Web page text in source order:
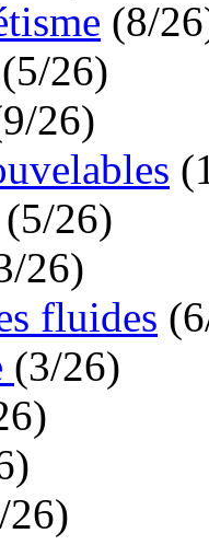
(8/
(5/26)
26)
(5/26)
26)
fluides
(3/26)
26)